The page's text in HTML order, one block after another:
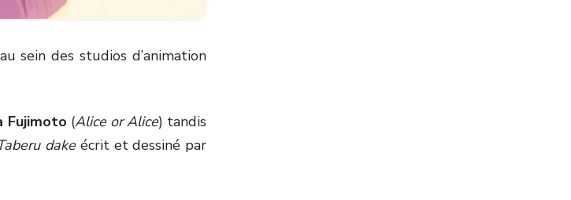
au sein des studios d’animation
Fujimoto (Alice or Alice) tandis
dakeécrit et dessiné par